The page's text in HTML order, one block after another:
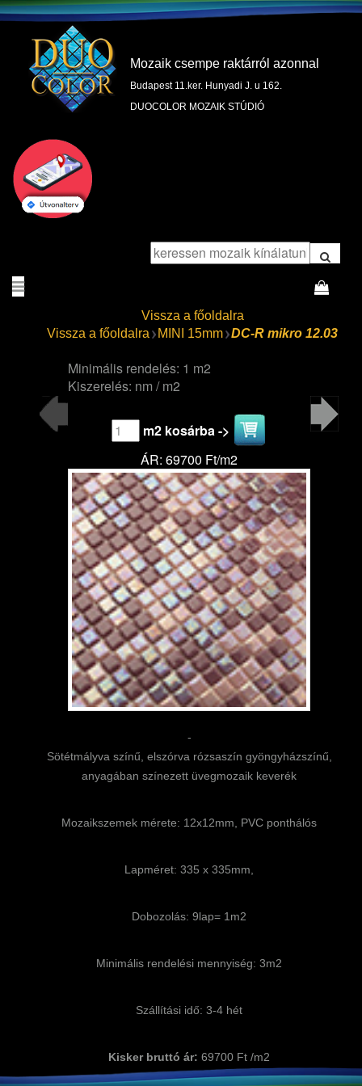
Mozaik csempe raktárról azonnal
Budapest 11.ker. Hunyadi J. u 162.
DUOCOLOR MOZAIK STÚDIÓ
Vissza a főoldalra
Vissza a főoldalra
MINI 15mm DC-R mikro 12.03
Minimális rendelés: 1 m2
Kiszerelés: nm / m2
m2 kosárba ->
ÁR: 69700 Ft/m2
-
Sötétmályva színű, elszórva rózsaszín gyöngyházszínű,
anyagában színezett üvegmozaik keverék
Mozaikszemek mérete: 12x12mm, PVC ponthálós
Lapméret: 335 x 335mm,
Dobozolás: 9lap= 1m2
Minimális rendelési mennyiség: 3m2
Szállítási idő: 3-4 hét
Kisker bruttó ár: 69700 Ft /m2